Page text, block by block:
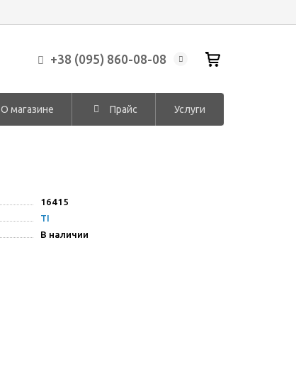
+38 (095) 860-08-08
О магазине Прайс Услуги
16415
TI
В наличии